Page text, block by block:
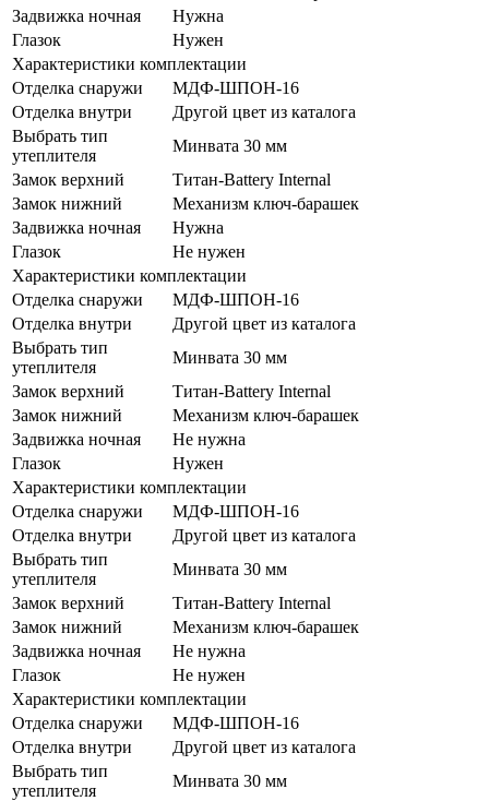
Задвижка ночная
Нужна
Глазок
Нужен
Характеристики комплектации
Отделка снаружи
МДФ-ШПОН-16
Отделка внутри
Другой цвет из каталога
Выбрать тип
утеплителя
Минвата 30 мм
Замок верхний
Титан-Battery Internal
Замок нижний
Механизм ключ-барашек
Задвижка ночная
Нужна
Глазок
Не нужен
Характеристики комплектации
Отделка снаружи
МДФ-ШПОН-16
Отделка внутри
Другой цвет из каталога
Выбрать тип
утеплителя
Минвата 30 мм
Замок верхний
Титан-Battery Internal
Замок нижний
Механизм ключ-барашек
Задвижка ночная
Не нужна
Глазок
Нужен
Характеристики комплектации
Отделка снаружи
МДФ-ШПОН-16
Отделка внутри
Другой цвет из каталога
Выбрать тип
утеплителя
Минвата 30 мм
Замок верхний
Титан-Battery Internal
Замок нижний
Механизм ключ-барашек
Задвижка ночная
Не нужна
Глазок
Не нужен
Характеристики комплектации
Отделка снаружи
МДФ-ШПОН-16
Отделка внутри
Другой цвет из каталога
Выбрать тип
утеплителя
Минвата 30 мм